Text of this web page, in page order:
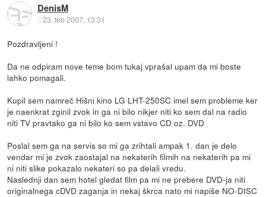
DenisM
::23. feb 2007, 13:31
Pozdravljeni !
Da ne odpiram nove teme bom tukaj vprašal upam da mi boste
lahko pomagali.
Kupil sem namreč Hišni kino LG LHT-250SC imel sem probleme ker
je naenkrat zginil zvok in ga ni bilo nikjer niti ko sem dal na radio
niti TV pravtako ga ni bilo ko sem vstavo CD oz. DVD
Poslal sem ga na servis so mi ga zrihtali ampak 1. dan je delo
vendar mi je zvok zaostajal na nekaterih filmih na nekaterih pa mi
ni niti slike pokazalo nekateri so pa delali vredu.
Naslednji dan sem hotel gledat film pa mi ne prebere DVD-ja niti
originalnega cDVD zaganja in nekaj škrca nato mi napiše NO-DISC